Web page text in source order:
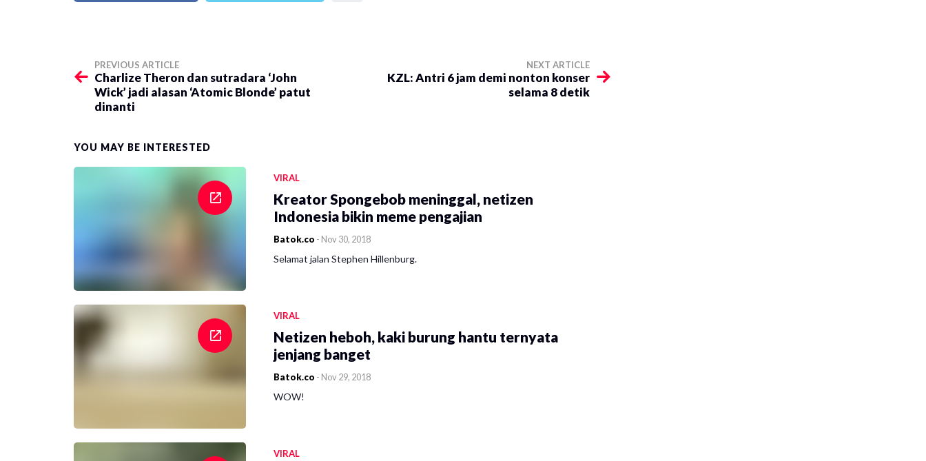
PREVIOUS ARTICLE
Charlize Theron dan sutradara ‘John
Wick’ jadi alasan ‘Atomic Blonde’ patut
dinanti
NEXT ARTICLE
KZL: Antri 6 jam demi nonton konser
selama 8 detik
YOU MAY BE INTERESTED
VIRAL
Kreator Spongebob meninggal, netizen
Indonesia bikin meme pengajian
Batok.co - Nov 30, 2018
Selamat jalan Stephen Hillenburg.
VIRAL
Netizen heboh, kaki burung hantu ternyata
jenjang banget
Batok.co - Nov 29, 2018
WOW!
VIRAL